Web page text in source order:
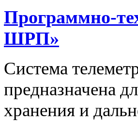
Программно-
ШРП»
Система
предназначена
хранения и